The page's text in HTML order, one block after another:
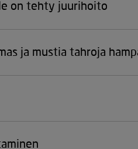
on tehty juurihoito
ja mustia tahroja